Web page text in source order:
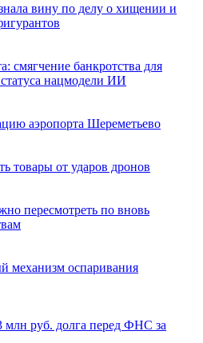
вину по делу о хищении и
смягчение банкротства для
нацмодели ИИ
аэропорта Шереметьево
товары от ударов дронов
пересмотреть по вновь
механизм оспаривания
млн руб. долга перед ФНС за